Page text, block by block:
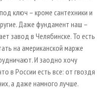
ключ – кроме сантехники и
Даже фундамент наш –
завод в Челябинске. То есть
на американской марже
И заодно хочу
в России есть все: от гвоздя
а даже намного лучше.